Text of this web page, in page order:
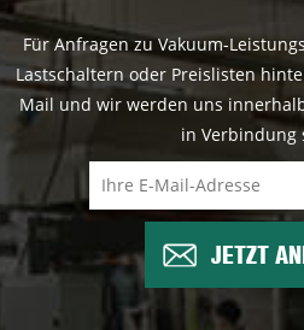
Für Anfragen zu Vakuum-
Lastschaltern oder Preislisten
Mail und wir werden uns
in Verbindung
JETZT